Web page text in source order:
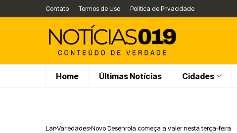
Contato Termos de Uso Política de Privacidade
Home Últimas Notícias Cidades
Lar Variedades Novo Desenrola começa a valer nesta terça-feira